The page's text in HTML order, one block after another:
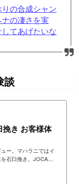
の合成シャン
の凄さを実
てあげたいな
談
挽き お客様体
ー。マハラニではイ
石臼挽き。JOCA日